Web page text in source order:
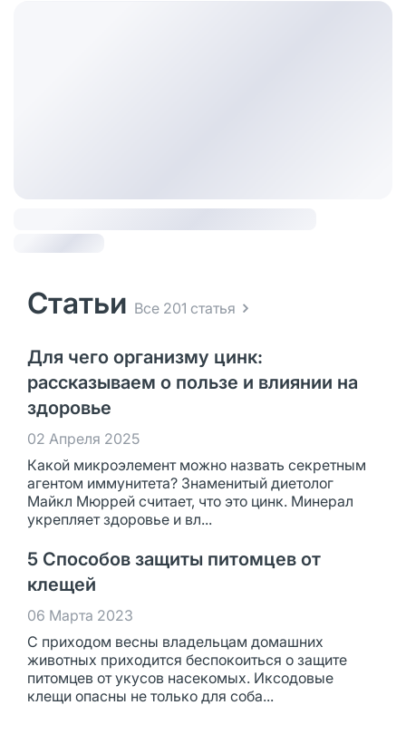
Статьи Все 201 статья
Для чего организму цинк:
рассказываем о пользе и влиянии на
здоровье
02 Апреля 2025
Какой микроэлемент можно назвать секретным
агентом иммунитета? Знаменитый диетолог
Майкл Мюррей считает, что это цинк. Минерал
укрепляет здоровье и вл...
5 Способов защиты питомцев от
клещей
06 Марта 2023
С приходом весны владельцам домашних
животных приходится беспокоиться о защите
питомцев от укусов насекомых. Иксодовые
клещи опасны не только для соба...